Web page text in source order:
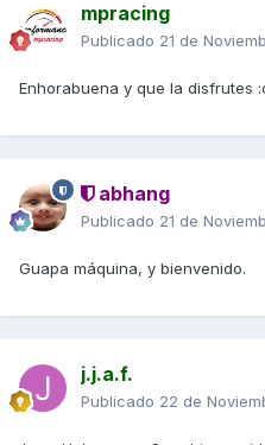
mpracing
Publicado 21 de
Enhorabuena y que la disfrutes
abhang
Publicado 21 de
Guapa máquina, y bienvenido.
j.j.a.f.
Publicado 22 de